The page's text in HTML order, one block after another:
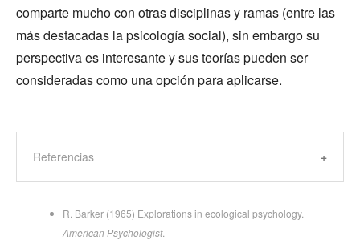
comparte mucho con otras disciplinas y ramas (entre las
más destacadas la psicología social), sin embargo su
perspectiva es interesante y sus teorías pueden ser
consideradas como una opción para aplicarse.
Referencias
R. Barker (1965) Explorations in ecological psychology.
American Psychologist.